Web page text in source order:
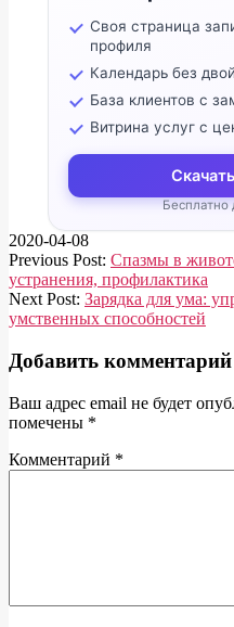
Своя страница
профиля
Календарь без
База клиентов с
Витрина услуг с
Бесплатно
2020-04-08
Previous Post: Спазмы в
устранения, профилактика
Next Post: Зарядка для ума:
умственных способностей
Добавить комментарий
Ваш адрес email не будет
помечены *
Комментарий *